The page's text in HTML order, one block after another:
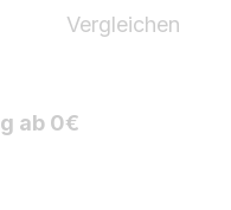
Vergleichen
ab 0€